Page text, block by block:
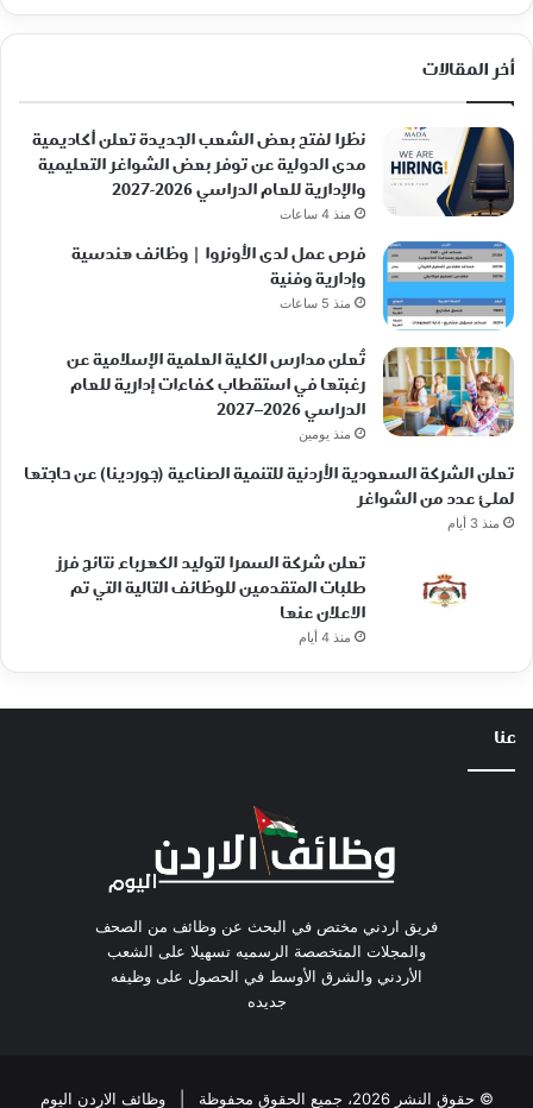
أخر المقالات
نظرا لفتح بعض الشعب الجديدة تعلن أكاديمية
مدى الدولية عن توفر بعض الشواغر التعليمية
والإدارية للعام الدراسي 2026-2027
منذ 4 ساعات
فرص عمل لدى الأونروا | وظائف هندسية
وإدارية وفنية
منذ 5 ساعات
تُعلن مدارس الكلية العلمية الإسلامية عن
رغبتها في استقطاب كفاءات إدارية للعام
الدراسي 2026–2027
منذ يومين
تعلن الشركة السعودية الأردنية للتنمية الصناعية (جوردينا) عن حاجتها
لملئ عدد من الشواغر
منذ 3 أيام
تعلن شركة السمرا لتوليد الكهرباء نتائج فرز
طلبات المتقدمين للوظائف التالية التي تم
الاعلان عنها
منذ 4 أيام
عنا
فريق اردني مختص في البحث عن وظائف من الصحف
والمجلات المتخصصة الرسميه تسهيلا على الشعب
الأردني والشرق الأوسط في الحصول على وظيفه
جديده
© حقوق النشر 2026، جميع الحقوق محفوظة | وظائف الاردن اليوم